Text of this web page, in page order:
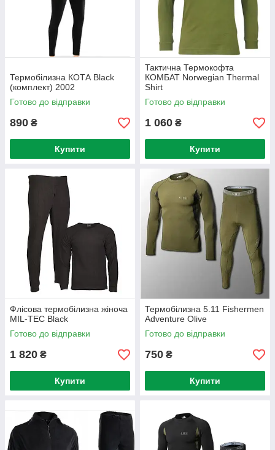
Термобілизна КОТА Black
(комплект) 2002
Готово до відправки
890 ₴
Купити
Тактична Термокофта
КОМБАТ Norwegian Thermal
Shirt
Готово до відправки
1 060 ₴
Купити
Флісова термобілизна жіноча
MIL-TEC Black
Готово до відправки
1 820 ₴
Купити
Термобілизна 5.11 Fishermen
Adventure Olive
Готово до відправки
750 ₴
Купити